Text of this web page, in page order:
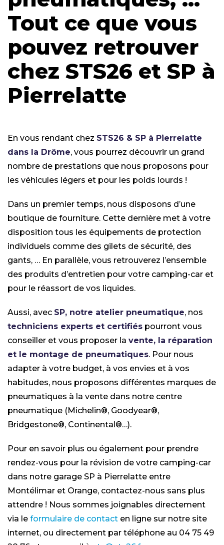
Tout ce que vous
pouvez retrouver
chez STS26 et SP à
Pierrelatte
En vous rendant chez STS26 & SP à Pierrelatte
dans la Drôme, vous pourrez découvrir un grand
nombre de prestations que nous proposons pour
les véhicules légers et pour les poids lourds !
Dans un premier temps, nous disposons d’une
boutique de fourniture. Cette dernière met à votre
disposition tous les équipements de protection
individuels comme des gilets de sécurité, des
gants, … En parallèle, vous retrouverez l’ensemble
des produits d’entretien pour votre camping-car et
pour le réassort de vos liquides.
Aussi, avec SP, notre atelier pneumatique, nos
techniciens experts et certifiés pourront vous
conseiller et vous proposer la vente, la réparation
et le montage de pneumatiques. Pour nous
adapter à votre budget, à vos envies et à vos
habitudes, nous proposons différentes marques de
pneumatiques à la vente dans notre centre
pneumatique (Michelin®, Goodyear®,
Bridgestone®, Continental®…).
Pour en savoir plus ou également pour prendre
rendez-vous pour la révision de votre camping-car
dans notre garage SP à Pierrelatte entre
Montélimar et Orange, contactez-nous sans plus
attendre ! Nous sommes joignables directement
via le formulaire de contact en ligne sur notre site
internet, ou directement par téléphone au 04 75 49